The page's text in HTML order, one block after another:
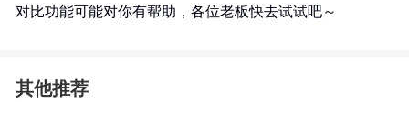
对比功能可能对你有帮助，各位老板快去试试吧～
其他推荐